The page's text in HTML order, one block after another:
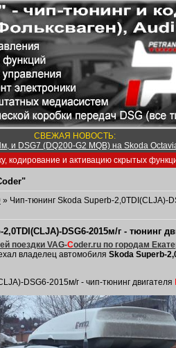
СВЕЖАЯ НОВОСТЬ:
и DSG7 (DQ200-G2 MQB) на Skoda
кодирование и активацию скрытых
» Чип-тюнинг Skoda Superb-2,0TDI(CLJA)-
DSG6-2015м/г - тюнинг
поездки VAG-Coder.ru по городам
владелец автомобиля Skoda Superb-
DSG6-2015м/г - чип-тюнинг двигателя